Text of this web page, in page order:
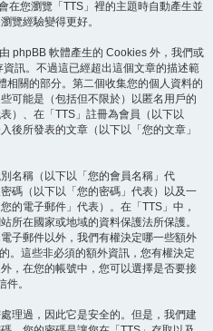
在您瀏覽「TTS」裡的主題時自動產生並
覽經驗變得更好。
phpBB 軟體產生的 Cookies 外，我們或
訊。不過這已經超出這個文章的描述範
相關的部分。第二個收集您的個人資料的
可能是（包括但不限於）以匿名用戶的
）、在「TTS」註冊為會員（以下以
後所發表的文章（以下以「您的文章」
名稱（以下以「您的會員名稱」代
碼（以下以「您的密碼」代表）以及一
的電子郵件」代表）。在「TTS」中，
所在國家或地域的資料保護法所保護。
子郵件以外，我們有權決定哪一些額外
。這些非必須的額外資訊，您有權決定
，在您的帳號中，您可以選擇是否要接
。
理過，因此它是安全的。但是，我們建